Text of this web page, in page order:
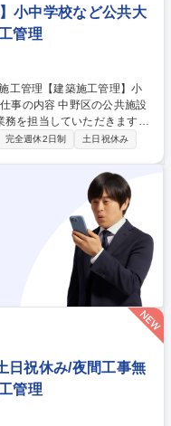
ェクト/ベテラン歓迎
小中学校など公共大
管理
を担当していただきます。
場監督として品質・工程・
保健所、集会施設等の品質
管理 ■協力会社との調整・
集職種 ★1級建
大型案件中心/ベテラン歓迎
完全週休2日制 土日祝休み
日祝休み/夜間工事無
管理